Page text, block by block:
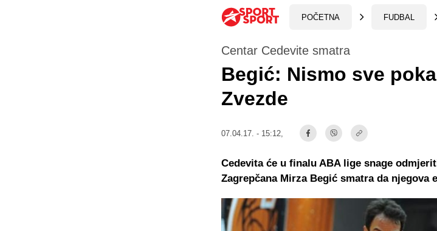
POČETNA FUDBAL
Centar Cedevite smatra
Begić: Nismo sve
Zvezde
07.04.17. - 15:12,
Cedevita će u finalu ABA lige snage
Zagrepčana Mirza Begić smatra da njegova